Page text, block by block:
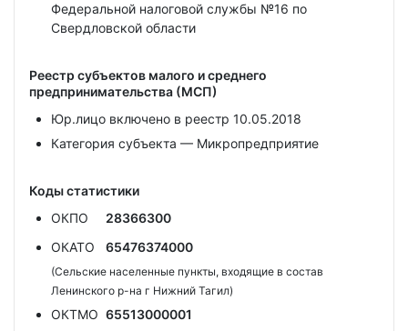
Федеральной налоговой службы №16 по
Свердловской области
Реестр субъектов малого и среднего
предпринимательства (МСП)
Юр.лицо включено в реестр 10.05.2018
Категория субъекта — Микропредприятие
Коды статистики
ОКПО
28366300
ОКАТО
65476374000
(Сельские населенные пункты, входящие в состав
Ленинского р-на г Нижний Тагил)
ОКТМО 65513000001